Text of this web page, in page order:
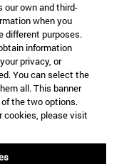
our own and third-
when you
different purposes.
information
privacy, or
You can select the
all. This banner
the two options.
cookies, please visit